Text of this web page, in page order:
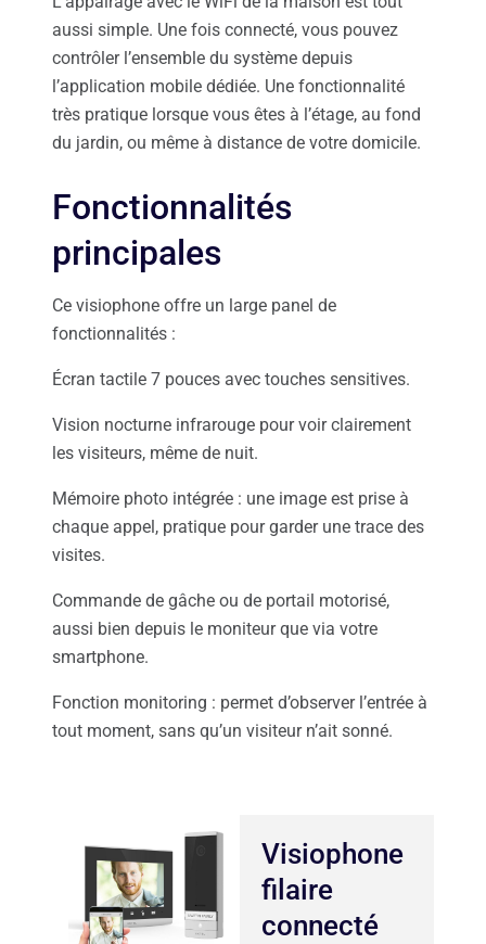
aussi simple. Une fois connecté, vous pouvez
contrôler l’ensemble du système depuis
l’application mobile dédiée. Une fonctionnalité
très pratique lorsque vous êtes à l’étage, au fond
du jardin, ou même à distance de votre domicile.
Fonctionnalités
principales
Ce visiophone offre un large panel de
fonctionnalités :
Écran tactile 7 pouces avec touches sensitives.
Vision nocturne infrarouge pour voir clairement
les visiteurs, même de nuit.
Mémoire photo intégrée : une image est prise à
chaque appel, pratique pour garder une trace des
visites.
Commande de gâche ou de portail motorisé,
aussi bien depuis le moniteur que via votre
smartphone.
Fonction monitoring : permet d’observer l’entrée à
tout moment, sans qu’un visiteur n’ait sonné.
Visiophone
filaire
connecté